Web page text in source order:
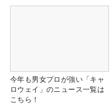
今年も男女プロが強い「キャ
ロウェイ」のニュース一覧は
こちら！